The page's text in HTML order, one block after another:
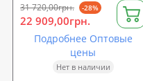
31 720,00грн. -28%
22 909,00грн.
Подробнее Оптовые
цены
Нет в наличии